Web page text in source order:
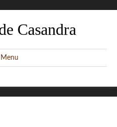
Casandra
Menu